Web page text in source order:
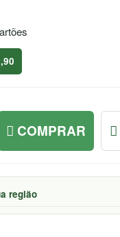
COMPRAR
região